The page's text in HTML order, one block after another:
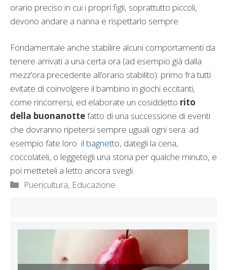
orario preciso in cui i propri figli, soprattutto piccoli,
devono andare a nanna e rispettarlo sempre.
Fondamentale anche stabilire alcuni comportamenti da
tenere arrivati a una certa ora (ad esempio già dalla
mezz’ora precedente all’orario stabilito): primo fra tutti
evitate di coinvolgere il bambino in giochi eccitanti,
come rincorrersi, ed elaborate un cosiddetto rito
della buonanottefatto di una successione di eventi
che dovranno ripetersi sempre uguali ogni sera: ad
esempio fate loro il bagnetto, dategli la cena,
coccolateli, o leggetegli una storia per qualche minuto, e
poi metteteli a letto ancora svegli.
Categorie
Puericultura, Educazione